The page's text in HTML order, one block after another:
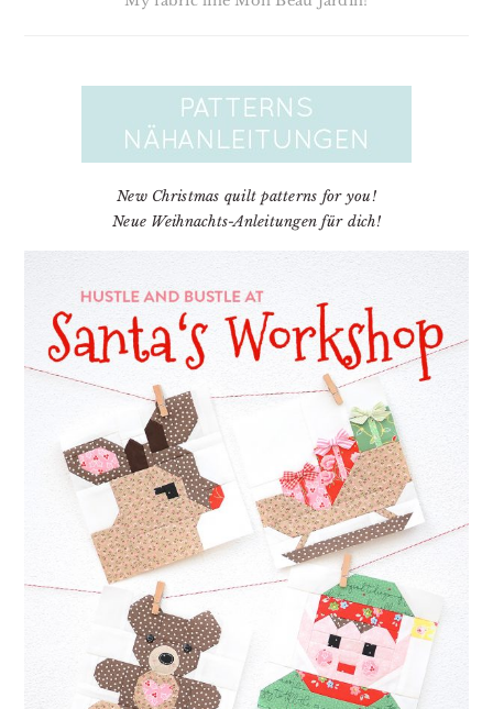
New Christmas quilt patterns for you!
Neue Weihnachts-Anleitungen für dich!